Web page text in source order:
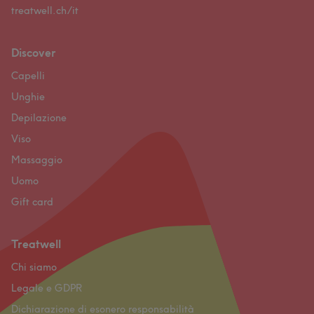
treatwell.ch/it
Discover
Capelli
Unghie
Depilazione
Viso
Massaggio
Uomo
Gift card
Treatwell
Chi siamo
Legale e GDPR
Dichiarazione di esonero responsabilità